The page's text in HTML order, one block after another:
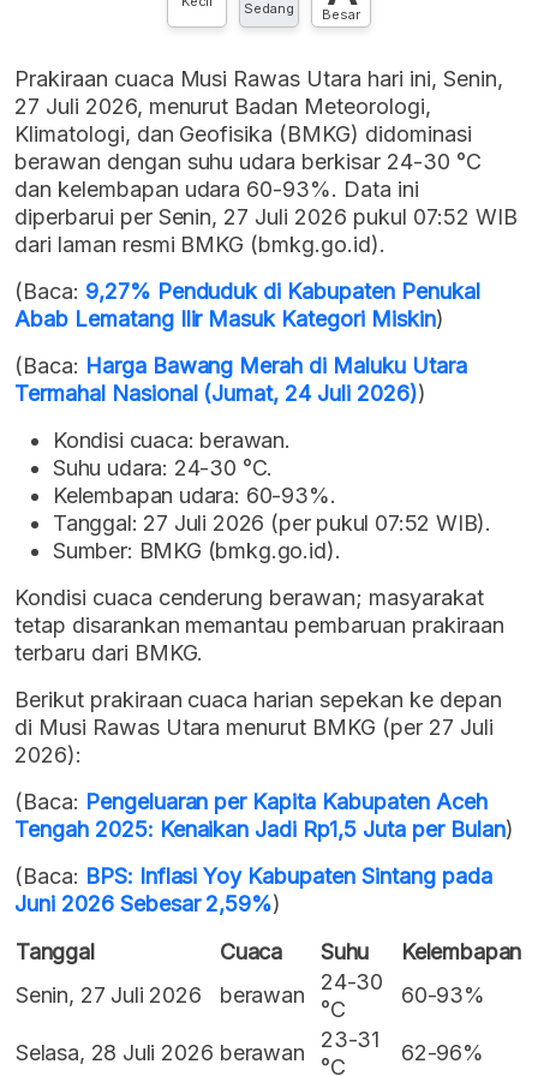
Sedang Besar
Prakiraan cuaca Musi Rawas Utara hari ini, Senin,
27 Juli 2026, menurut Badan Meteorologi,
Klimatologi, dan Geofisika (BMKG) didominasi
berawan dengan suhu udara berkisar 24-30 °C
dan kelembapan udara 60-93%. Data ini
diperbarui per Senin, 27 Juli 2026 pukul 07:52 WIB
dari laman resmi BMKG (bmkg.go.id).
(Baca: 9,27% Penduduk di Kabupaten Penukal
Abab Lematang Ilir Masuk Kategori Miskin)
(Baca: Harga Bawang Merah di Maluku Utara
Termahal Nasional (Jumat, 24 Juli 2026))
Kondisi cuaca: berawan.
Suhu udara: 24-30 °C.
Kelembapan udara: 60-93%.
Tanggal: 27 Juli 2026 (per pukul 07:52 WIB).
Sumber: BMKG (bmkg.go.id).
Kondisi cuaca cenderung berawan; masyarakat
tetap disarankan memantau pembaruan prakiraan
terbaru dari BMKG.
Berikut prakiraan cuaca harian sepekan ke depan
di Musi Rawas Utara menurut BMKG (per 27 Juli
2026):
(Baca: Pengeluaran per Kapita Kabupaten Aceh
Tengah 2025: Kenaikan Jadi Rp1,5 Juta per Bulan)
(Baca: BPS: Inflasi Yoy Kabupaten Sintang pada
Juni 2026 Sebesar 2,59%)
Tanggal
Cuaca Suhu
Kelembapan
Senin, 27 Juli 2026
berawan
24-30
°C
60-93%
Selasa, 28 Juli 2026 berawan
23-31
°C
62-96%